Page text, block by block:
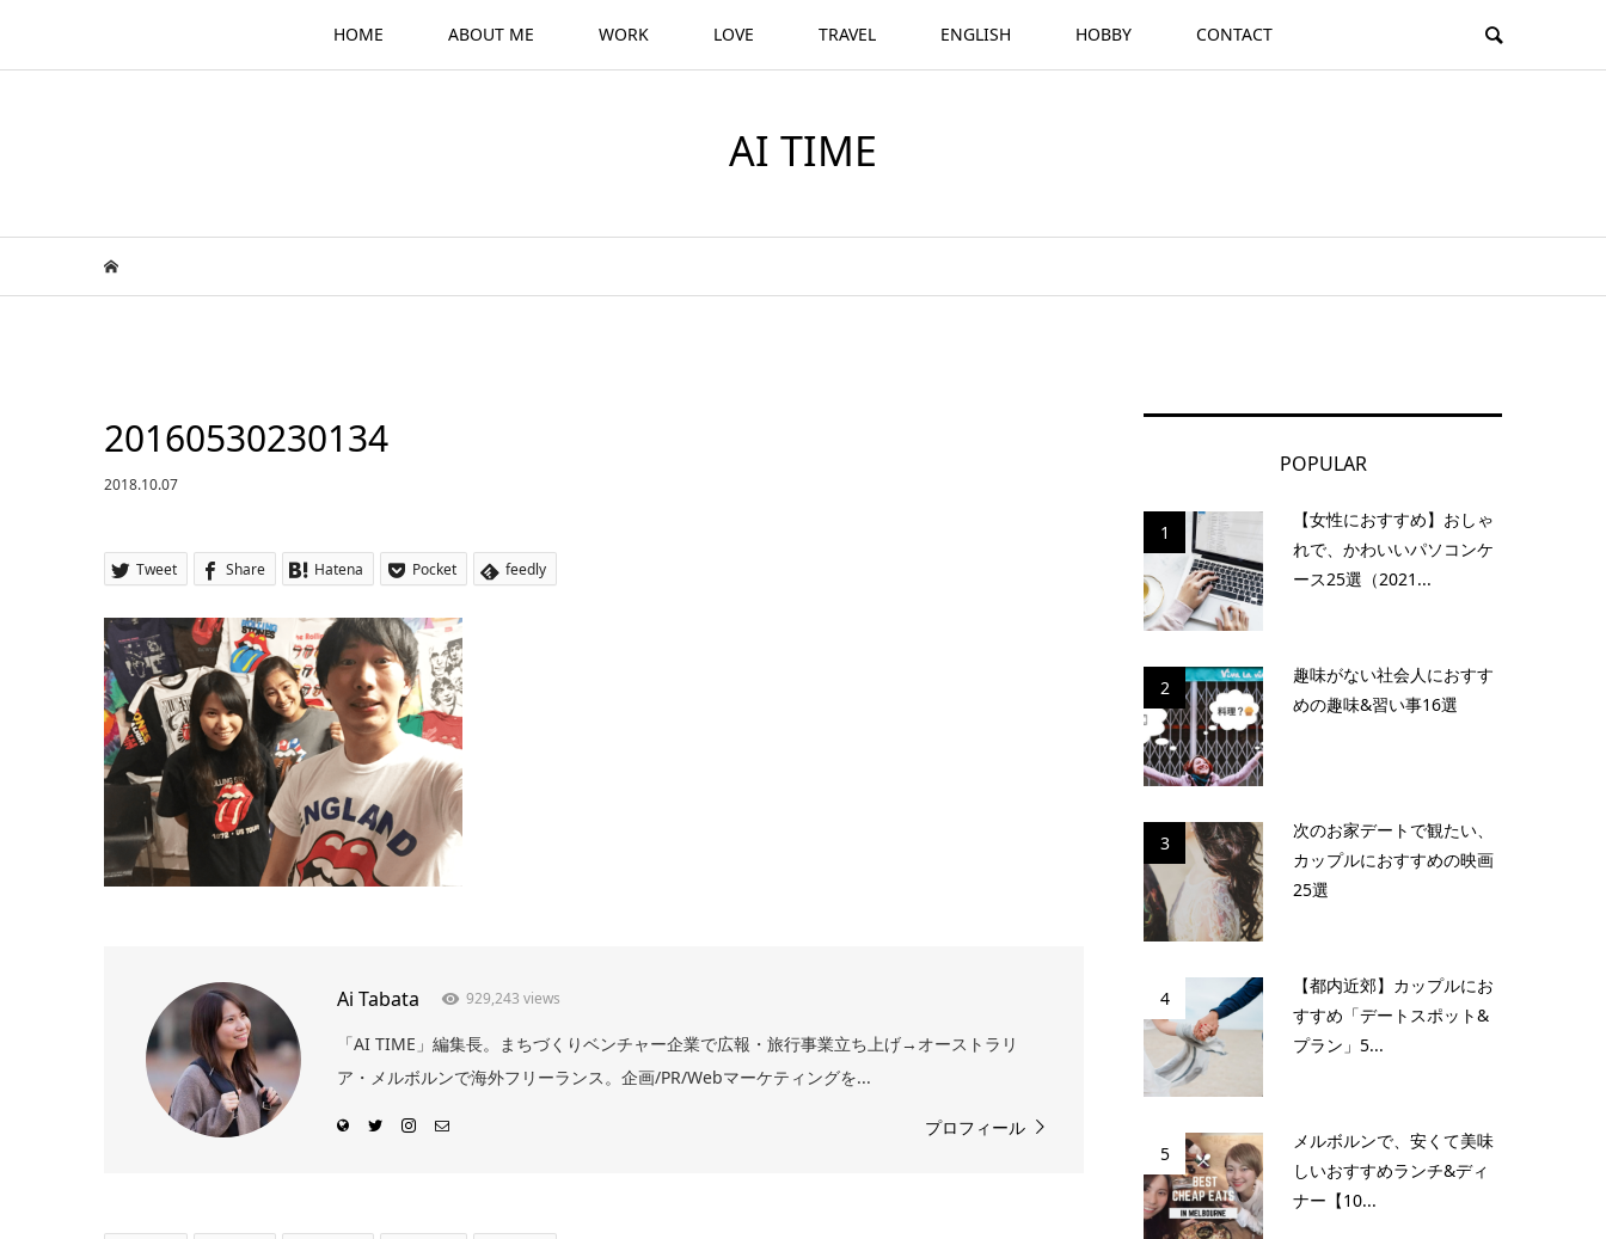
HOME ABOUT ME WORK LOVE TRAVEL ENGLISH HOBBY CONTACT
AI TIME
20160530230134
2018.10.07
Tweet Share Hatena Pocket feedly
Ai Tabata 929,243 views
「AI TIME」編集長。まちづくりベンチャー企業で広報・旅行事業立ち上げ→オーストラリ
ア・メルボルンで海外フリーランス。企画/PR/Webマーケティングを...
プロフィール
POPULAR
1
【女性におすすめ】おしゃ
れで、かわいいパソコンケ
ース25選（2021...
2
趣味がない社会人におすす
めの趣味&習い事16選
3
次のお家デートで観たい、
カップルにおすすめの映画
25選
4
【都内近郊】カップルにお
すすめ「デートスポット&
プラン」5...
5
メルボルンで、安くて美味
しいおすすめランチ&ディ
ナー【10...